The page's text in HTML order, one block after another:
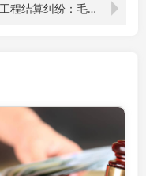
工程结算纠纷：毛利结转那些事儿，律师来支招！